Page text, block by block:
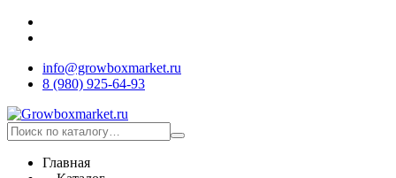
info@growboxmarket.ru
8 (980) 925-64-93
Главная